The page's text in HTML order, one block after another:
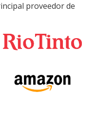
proveedor de